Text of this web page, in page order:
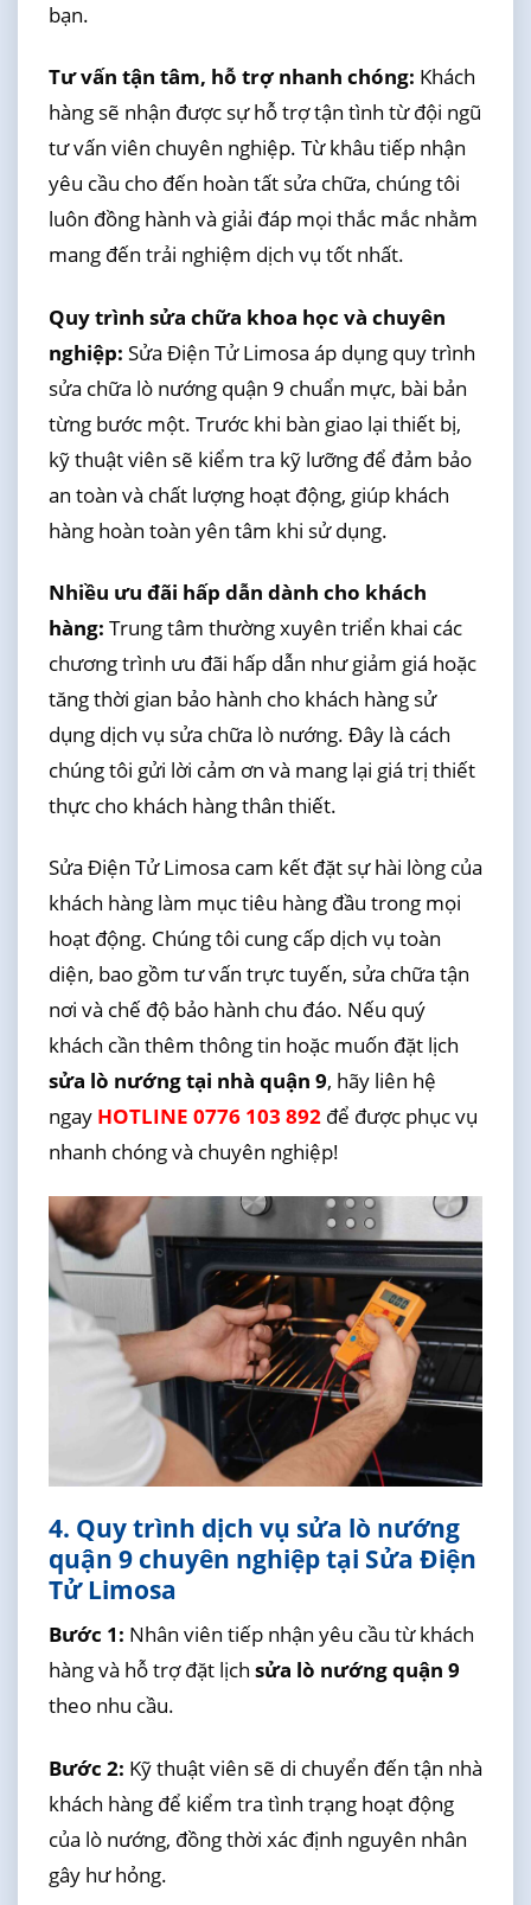
bạn.
Tư vấn tận tâm, hỗ trợ nhanh chóng: Khách
hàng sẽ nhận được sự hỗ trợ tận tình từ đội ngũ
tư vấn viên chuyên nghiệp. Từ khâu tiếp nhận
yêu cầu cho đến hoàn tất sửa chữa, chúng tôi
luôn đồng hành và giải đáp mọi thắc mắc nhằm
mang đến trải nghiệm dịch vụ tốt nhất.
Quy trình sửa chữa khoa học và chuyên
nghiệp: Sửa Điện Tử Limosa áp dụng quy trình
sửa chữa lò nướng quận 9 chuẩn mực, bài bản
từng bước một. Trước khi bàn giao lại thiết bị,
kỹ thuật viên sẽ kiểm tra kỹ lưỡng để đảm bảo
an toàn và chất lượng hoạt động, giúp khách
hàng hoàn toàn yên tâm khi sử dụng.
Nhiều ưu đãi hấp dẫn dành cho khách
hàng: Trung tâm thường xuyên triển khai các
chương trình ưu đãi hấp dẫn như giảm giá hoặc
tăng thời gian bảo hành cho khách hàng sử
dụng dịch vụ sửa chữa lò nướng. Đây là cách
chúng tôi gửi lời cảm ơn và mang lại giá trị thiết
thực cho khách hàng thân thiết.
Sửa Điện Tử Limosa cam kết đặt sự hài lòng của
khách hàng làm mục tiêu hàng đầu trong mọi
hoạt động. Chúng tôi cung cấp dịch vụ toàn
diện, bao gồm tư vấn trực tuyến, sửa chữa tận
nơi và chế độ bảo hành chu đáo. Nếu quý
khách cần thêm thông tin hoặc muốn đặt lịch
sửa lò nướng tại nhà quận 9, hãy liên hệ
ngay HOTLINE 0776 103 892để được phục vụ
nhanh chóng và chuyên nghiệp!
4. Quy trình dịch vụ sửa lò nướng
quận 9 chuyên nghiệp tại Sửa Điện
Tử Limosa
Bước 1: Nhân viên tiếp nhận yêu cầu từ khách
hàng và hỗ trợ đặt lịch sửa lò nướng quận 9
theo nhu cầu.
Bước 2: Kỹ thuật viên sẽ di chuyển đến tận nhà
khách hàng để kiểm tra tình trạng hoạt động
của lò nướng, đồng thời xác định nguyên nhân
gây hư hỏng.